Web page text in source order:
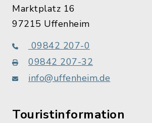
Marktplatz 16
97215 Uffenheim
09842 207-0
09842 207-32
info@uffenheim.de
Touristinformation